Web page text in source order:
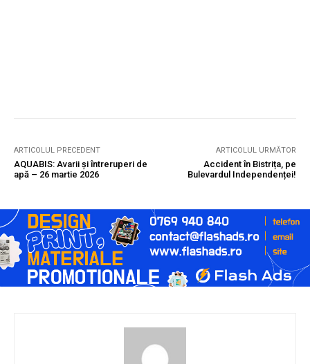
ARTICOLUL PRECEDENT
AQUABIS: Avarii și întreruperi de
apă – 26 martie 2026
ARTICOLUL URMĂTOR
Accident în Bistrița, pe
Bulevardul Independenței!